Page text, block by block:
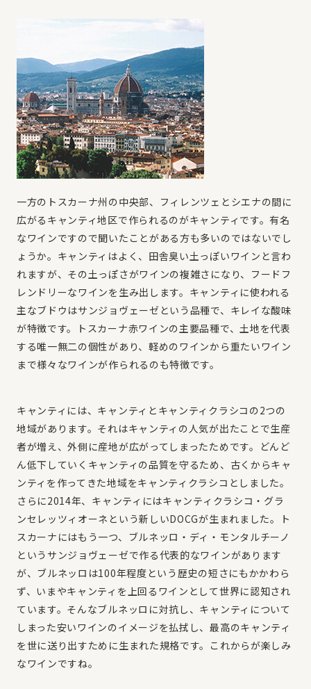
一方のトスカーナ州の中央部、フィレンツェとシエナの間に
広がるキャンティ地区で作られるのがキャンティです。有名
なワインですので聞いたことがある方も多いのではないでし
ょうか。キャンティはよく、田舎臭い土っぽいワインと言わ
れますが、その土っぽさがワインの複雑さになり、フードフ
レンドリーなワインを生み出します。キャンティに使われる
主なブドウはサンジョヴェーゼという品種で、キレイな酸味
が特徴です。トスカーナ赤ワインの主要品種で、土地を代表
する唯一無二の個性があり、軽めのワインから重たいワイン
まで様々なワインが作られるのも特徴です。
キャンティには、キャンティとキャンティクラシコの2つの
地域があります。それはキャンティの人気が出たことで生産
者が増え、外側に産地が広がってしまったためです。どんど
ん低下していくキャンティの品質を守るため、古くからキャ
ンティを作ってきた地域をキャンティクラシコとしました。
さらに2014年、キャンティにはキャンティクラシコ・グラ
ンセレッツィオーネという新しいDOCGが生まれました。ト
スカーナにはもう一つ、ブルネッロ・ディ・モンタルチーノ
というサンジョヴェーゼで作る代表的なワインがあります
が、ブルネッロは100年程度という歴史の短さにもかかわら
ず、いまやキャンティを上回るワインとして世界に認知され
ています。そんなブルネッロに対抗し、キャンティについて
しまった安いワインのイメージを払拭し、最高のキャンティ
を世に送り出すために生まれた規格です。これからが楽しみ
なワインですね。